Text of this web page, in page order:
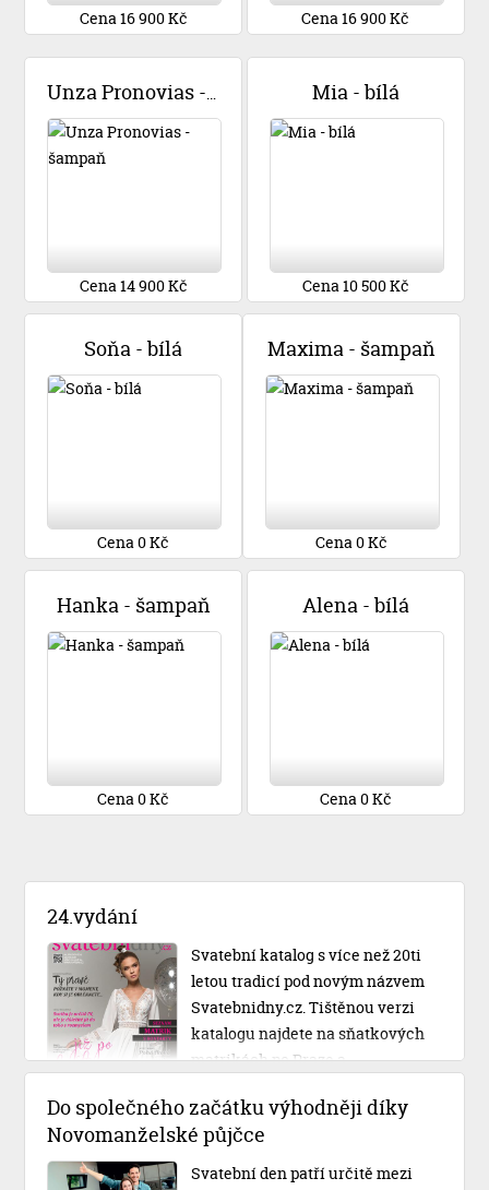
Cena 16 900 Kč Cena 16 900 Kč
Unza Pronovias - šampaň
Cena 14 900 Kč
Mia - bílá
Cena 10 500 Kč
Soňa - bílá
Cena 0 Kč
Maxima - šampaň
Cena 0 Kč
Hanka - šampaň
Cena 0 Kč
Alena - bílá
Cena 0 Kč
24.vydání
Svatební katalog s více než 20ti
letou tradicí pod novým názvem
Svatebnidny.cz. Tištěnou verzi
katalogu najdete na sňatkových
matrikách po Praze a
Do společného začátku výhodněji díky
Novomanželské půjčce
Svatební den patří určitě mezi